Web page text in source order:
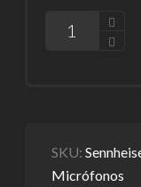
CANTIDAD
SKU:
Micrófonos